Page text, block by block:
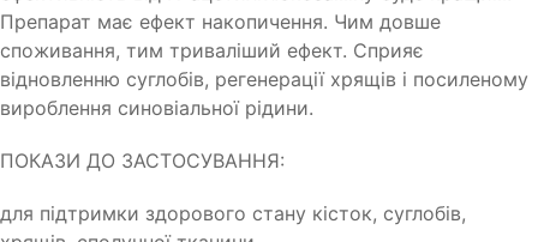
Препарат має ефект накопичення. Чим довше
споживання, тим триваліший ефект. Сприяє
відновленню суглобів, регенерації хрящів і посиленому
вироблення синовіальної рідини.
ПОКАЗИ ДО ЗАСТОСУВАННЯ:
для підтримки здорового стану кісток, суглобів,